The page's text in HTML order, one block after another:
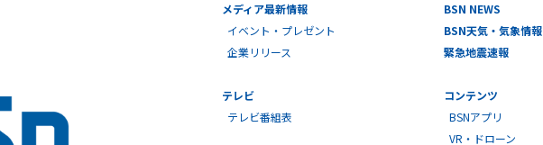
メディア最新情報
イベント・プレゼント
企業リリース
テレビ
テレビ番組表
BSN NEWS
BSN天気・気象情報
緊急地震速報
コンテンツ
BSNアプリ
VR・ドローン